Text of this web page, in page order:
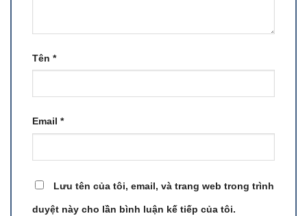
Tên *
Email *
Lưu tên của tôi, email, và trang web trong trình
duyệt này cho lần bình luận kế tiếp của tôi.